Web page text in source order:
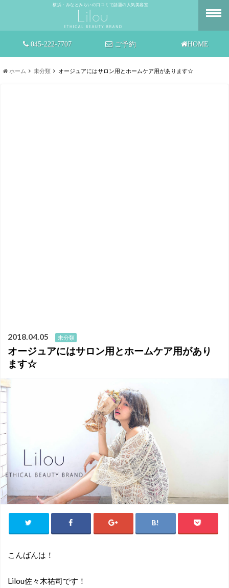
横浜・みなとみらいの口コミで話題の人気美容室
HOME
ご予約
045-222-7707
ホーム 未分類 オージュアにはサロン用とホームケア用があります☆
2018.04.05 未分類
オージュアにはサロン用とホームケア用があり
ます☆
こんばんは！
Lilou佐々木祐司です！